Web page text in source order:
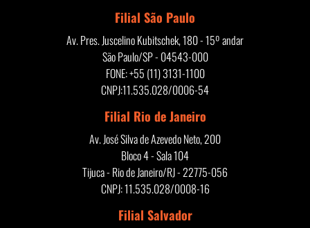
Filial São Paulo
Av. Pres. Juscelino Kubitschek, 180 - 15º andar
São Paulo/SP - 04543-000
FONE: +55 (11) 3131-1100
CNPJ:11.535.028/0006-54
Filial Rio de Janeiro
Av. José Silva de Azevedo Neto, 200
Bloco 4 - Sala 104
Tijuca - Rio de Janeiro/RJ - 22775-056
CNPJ: 11.535.028/0008-16
Filial Salvador